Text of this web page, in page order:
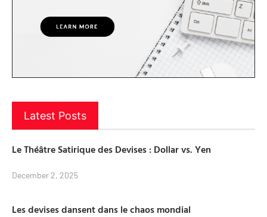
Latest Posts
Le Théâtre Satirique des Devises : Dollar vs. Yen
December 2, 2025
Les devises dansent dans le chaos mondial